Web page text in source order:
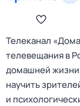
Телеканал
телевещания в
домашней
научить
и